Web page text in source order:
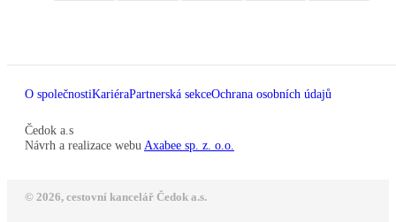
O společnostiKariéraPartnerská sekceOchrana osobních údajů
Čedok a.s
Návrh a realizace webu Axabee sp. z. o.o.
© 2026, cestovní kancelář Čedok a.s.